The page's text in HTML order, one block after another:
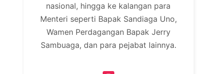
nasional, hingga ke kalangan para
Menteri seperti Bapak Sandiaga Uno,
Wamen Perdagangan Bapak Jerry
Sambuaga, dan para pejabat lainnya.